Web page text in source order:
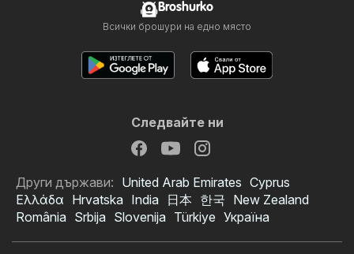
Broshurko
Всички брошури на едно място
Следвайте ни
Други държави: United Arab Emirates Cyprus
Ελλάδα Hrvatska India 日本 한국 New Zealand
România Srbija Slovenija Türkiye Україна